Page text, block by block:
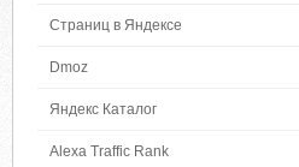
Страниц в Яндексе
Dmoz
Яндекс Каталог
Alexa Traffic Rank